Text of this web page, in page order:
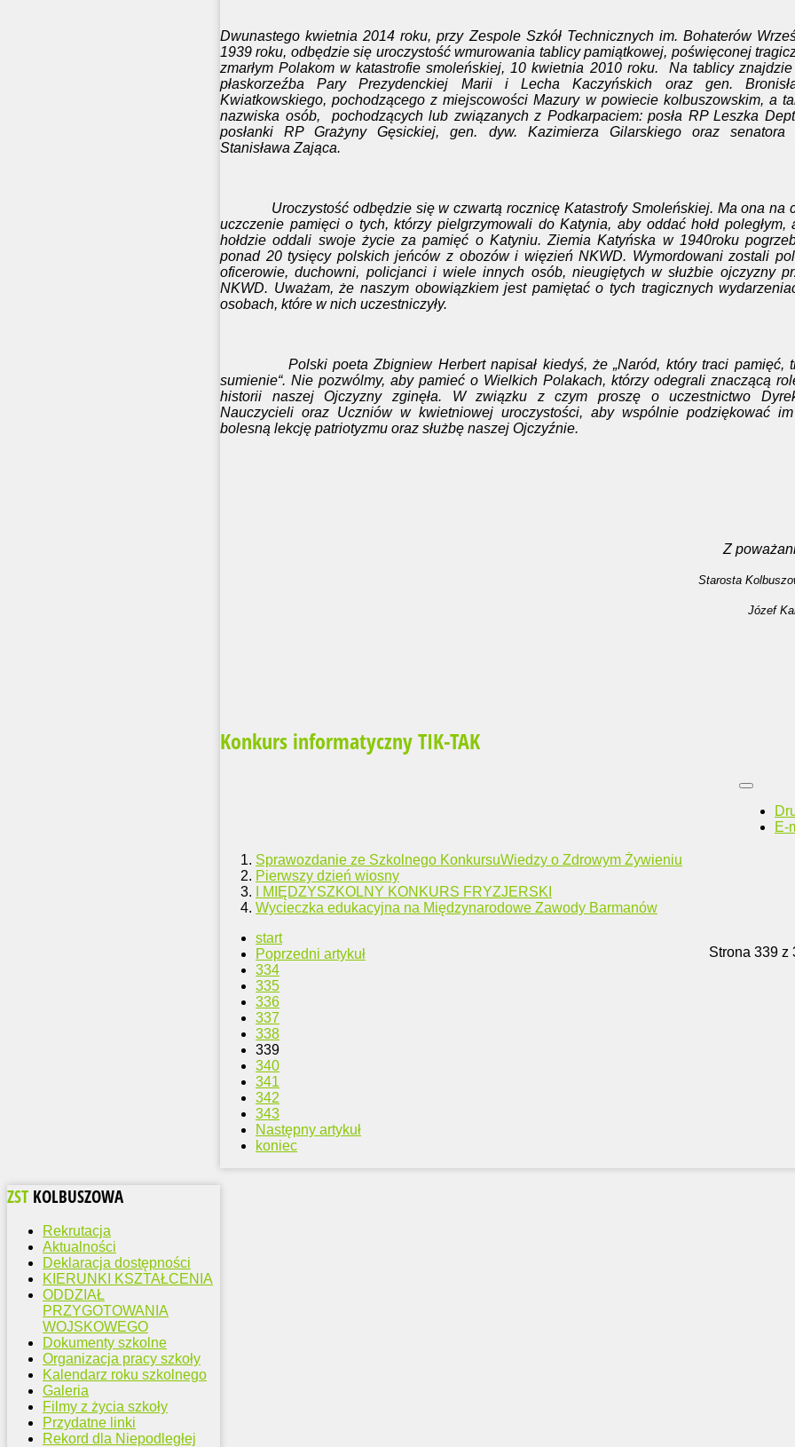
Dwunastego kwietnia 2014 roku, przy Zespole Szkół Technicznych im. Bohaterów
1939 roku, odbędzie się uroczystość wmurowania tablicy pamiątkowej, poświęconej
zmarłym Polakom w katastrofie smoleńskiej, 10 kwietnia 2010 roku. Na tablicy
płaskorzeźba Pary Prezydenckiej Marii i Lecha Kaczyńskich oraz gen.
Kwiatkowskiego, pochodzącego z miejscowości Mazury w powiecie kolbuszowskim, a
nazwiska osób, pochodzących lub związanych z Podkarpaciem: posła RP Leszka
posłanki RP Grażyny Gęsickiej, gen. dyw. Kazimierza Gilarskiego oraz senatora
Stanisława Zająca.
Uroczystość odbędzie się w czwartą rocznicę Katastrofy Smoleńskiej. Ma ona na
uczczenie pamięci o tych, którzy pielgrzymowali do Katynia, aby oddać hołd poległym,
hołdzie oddali swoje życie za pamięć o Katyniu. Ziemia Katyńska w 1940roku
ponad 20 tysięcy polskich jeńców z obozów i więzień NKWD. Wymordowani zostali
oficerowie, duchowni, policjanci i wiele innych osób, nieugiętych w służbie ojczyzny
NKWD. Uważam, że naszym obowiązkiem jest pamiętać o tych tragicznych
osobach, które w nich uczestniczyły.
Polski poeta Zbigniew Herbert napisał kiedyś, że „Naród, który traci pamięć,
sumienie“. Nie pozwólmy, aby pamieć o Wielkich Polakach, którzy odegrali znaczącą
historii naszej Ojczyzny zginęła. W związku z czym proszę o uczestnictwo
Nauczycieli oraz Uczniów w kwietniowej uroczystości, aby wspólnie podziękować
bolesną lekcję patriotyzmu oraz służbę naszej Ojczyźnie.
Z
Starosta
Józef
Konkurs informatyczny TIK-TAK
E-
Sprawozdanie ze Szkolnego KonkursuWiedzy o Zdrowym Żywieniu
Pierwszy dzień wiosny
I MIĘDZYSZKOLNY KONKURS FRYZJERSKI
Wycieczka edukacyjna na Międzynarodowe Zawody Barmanów
Strona 339 z
start
Poprzedni artykuł
334
335
336
337
338
339
340
341
342
343
Następny artykuł
koniec
ZST KOLBUSZOWA
Rekrutacja
Aktualności
Deklaracja dostępności
KIERUNKI KSZTAŁCENIA
ODDZIAŁ
PRZYGOTOWANIA
WOJSKOWEGO
Dokumenty szkolne
Organizacja pracy szkoły
Kalendarz roku szkolnego
Galeria
Filmy z życia szkoły
Przydatne linki
Rekord dla Niepodległej